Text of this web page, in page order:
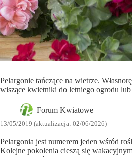
Pelargonie tańczące na wietrze.
wiszące kwietniki do letniego ogrodu
Forum Kwiatowe
13/05/2019 (aktualizacja: 02/06/2026)
Pelargonia jest numerem jeden wśród
Kolejne pokolenia cieszą się